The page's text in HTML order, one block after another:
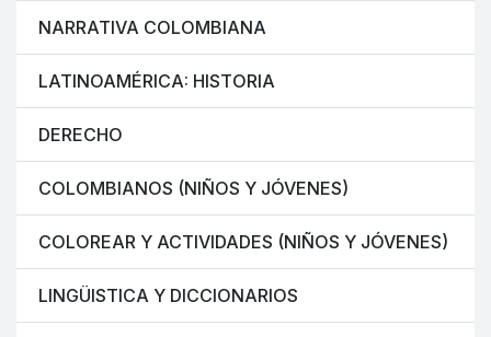
NARRATIVA COLOMBIANA
LATINOAMÉRICA: HISTORIA
DERECHO
COLOMBIANOS (NIÑOS Y JÓVENES)
COLOREAR Y ACTIVIDADES (NIÑOS Y JÓVENES)
LINGÜISTICA Y DICCIONARIOS